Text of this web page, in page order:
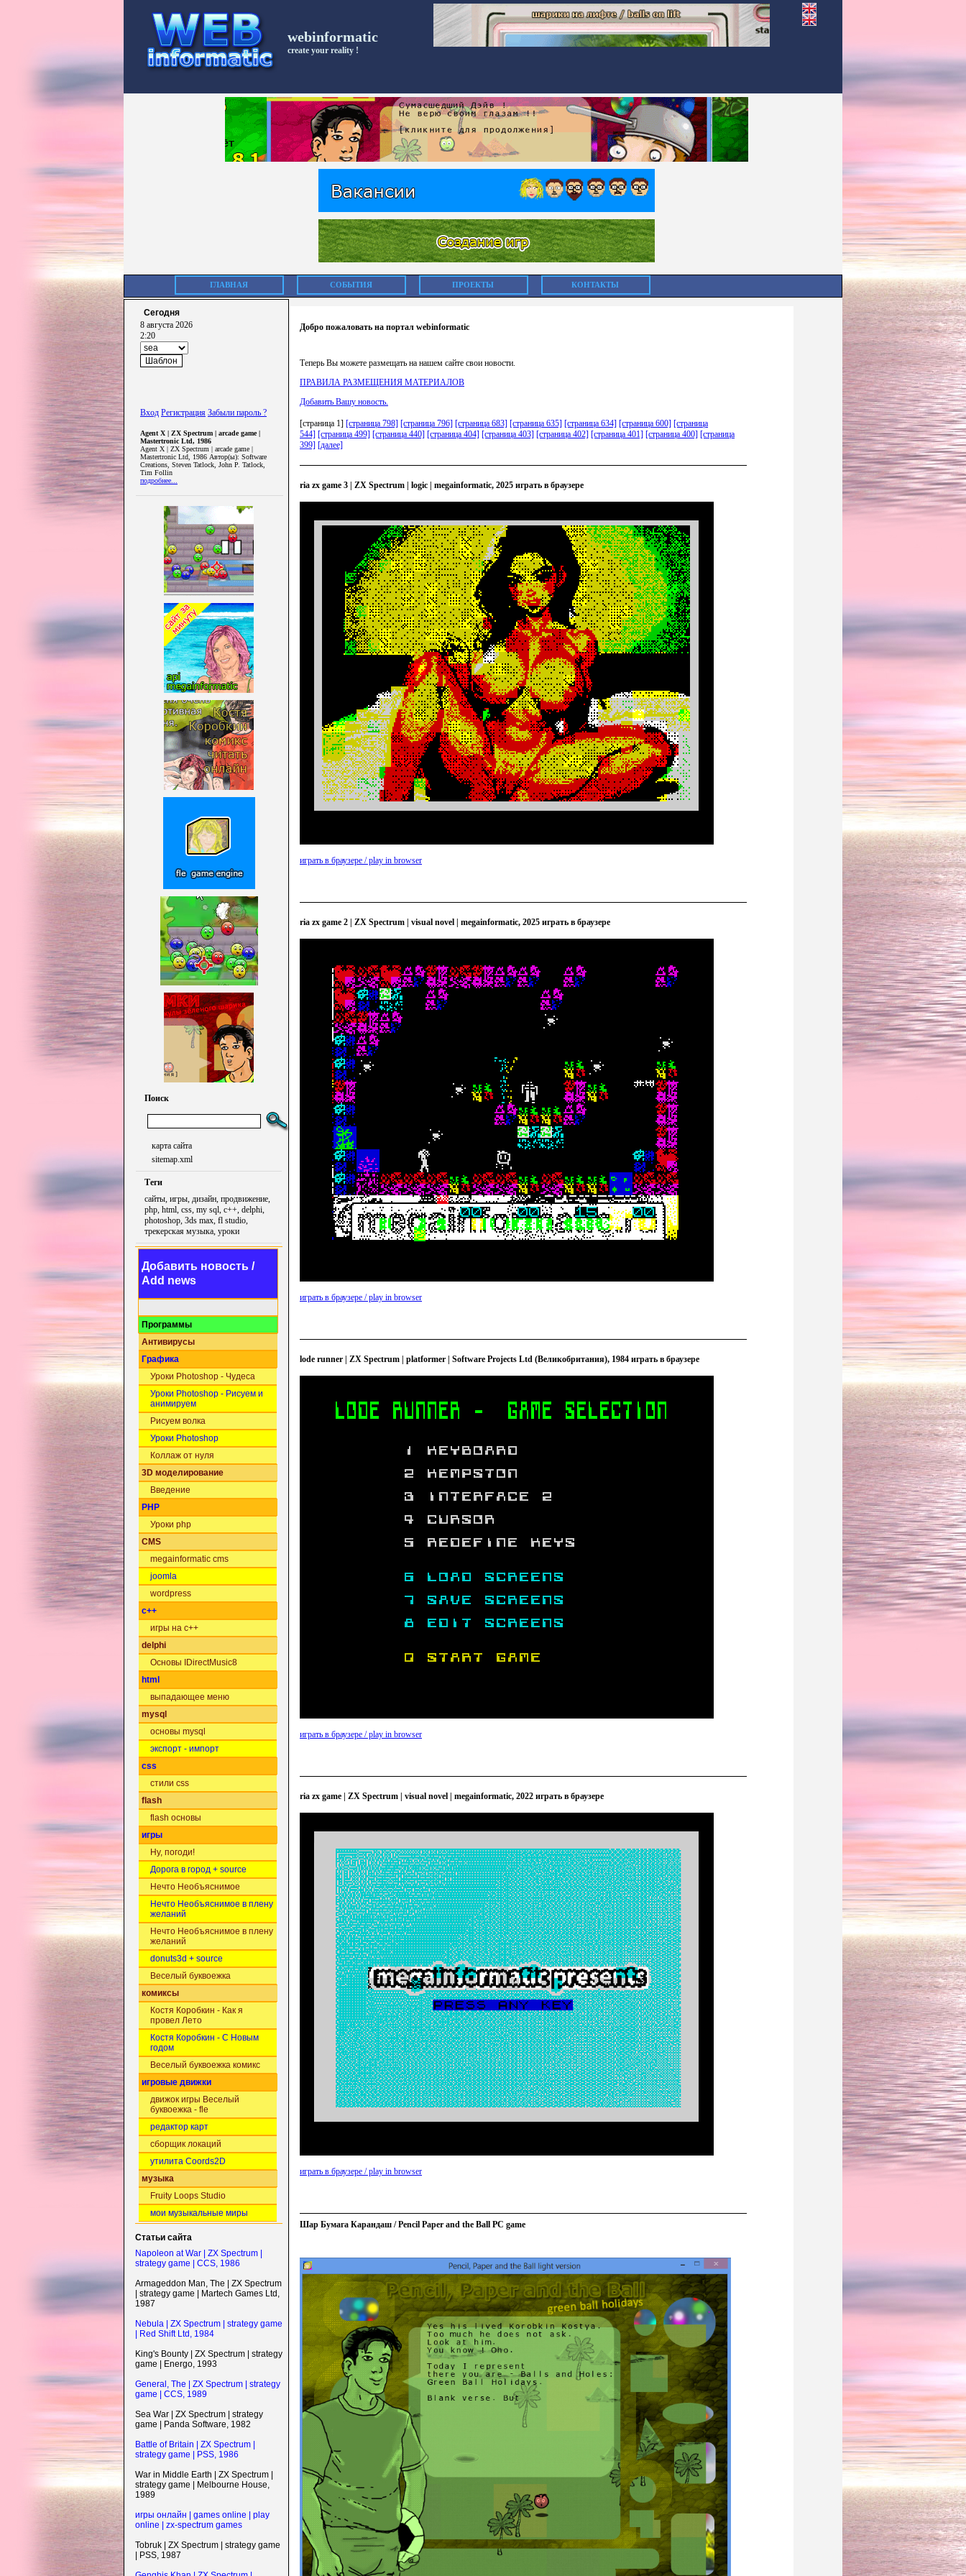
webinformatic
create your reality !
ГЛАВНАЯ СОБЫТИЯ ПРОЕКТЫ КОНТАКТЫ
Сегодня
8 августа 2026
2:20
Вход Регистрация Забыли пароль ?
Agent X | ZX Spectrum | arcade game |
Mastertronic Ltd, 1986
Agent X | ZX Spectrum | arcade game |
Mastertronic Ltd, 1986 Автор(ы): Software
Creations, Steven Tatlock, John P. Tatlock,
Tim Follin
подробнее...
Поиск
карта сайта
sitemap.xml
Теги
сайты, игры, дизайн, продвижение,
php, html, css, my sql, c++, delphi,
photoshop, 3ds max, fl studio,
трекерская музыка, уроки
Добавить новость /
Add news
Программы
Антивирусы
Графика
Уроки Photoshop - Чудеса
Уроки Photoshop - Рисуем и
анимируем
Рисуем волка
Уроки Photoshop
Коллаж от нуля
3D моделирование
Введение
PHP
Уроки php
CMS
megainformatic cms
joomla
wordpress
c++
игры на c++
delphi
Основы IDirectMusic8
html
выпадающее меню
mysql
основы mysql
экспорт - импорт
css
стили css
flash
flash основы
игры
Ну, погоди!
Дорога в город + source
Нечто Необъяснимое
Нечто Необъяснимое в плену
желаний
Нечто Необъяснимое в плену
желаний
donuts3d + source
Веселый буквоежка
комиксы
Костя Коробкин - Как я
провел Лето
Костя Коробкин - С Новым
годом
Веселый буквоежка комикс
игровые движки
движок игры Веселый
буквоежка - fle
редактор карт
сборщик локаций
утилита Coords2D
музыка
Fruity Loops Studio
мои музыкальные миры
Статьи сайта
Napoleon at War | ZX Spectrum |
strategy game | CCS, 1986
Armageddon Man, The | ZX Spectrum
| strategy game | Martech Games Ltd,
1987
Nebula | ZX Spectrum | strategy game
| Red Shift Ltd, 1984
King's Bounty | ZX Spectrum | strategy
game | Energo, 1993
General, The | ZX Spectrum | strategy
game | CCS, 1989
Sea War | ZX Spectrum | strategy
game | Panda Software, 1982
Battle of Britain | ZX Spectrum |
strategy game | PSS, 1986
War in Middle Earth | ZX Spectrum |
strategy game | Melbourne House,
1989
игры онлайн | games online | play
online | zx-spectrum games
Tobruk | ZX Spectrum | strategy game
| PSS, 1987
Добро пожаловать на портал webinformatic
Теперь Вы можете размещать на нашем сайте свои новости.
ПРАВИЛА РАЗМЕЩЕНИЯ МАТЕРИАЛОВ
Добавить Вашу новость.
[страница 1] [страница 798] [страница 796] [страница 683] [страница 635] [страница 634] [страница 600] [страница
544] [страница 499] [страница 440] [страница 404] [страница 403] [страница 402] [страница 401] [страница 400] [страница
399] [далее]
ria zx game 3 | ZX Spectrum | logic | megainformatic, 2025 играть в браузере
играть в браузере / play in browser
ria zx game 2 | ZX Spectrum | visual novel | megainformatic, 2025 играть в браузере
играть в браузере / play in browser
lode runner | ZX Spectrum | platformer | Software Projects Ltd (Великобритания), 1984 играть в браузере
играть в браузере / play in browser
ria zx game | ZX Spectrum | visual novel | megainformatic, 2022 играть в браузере
играть в браузере / play in browser
Шар Бумага Карандаш / Pencil Paper and the Ball PC game